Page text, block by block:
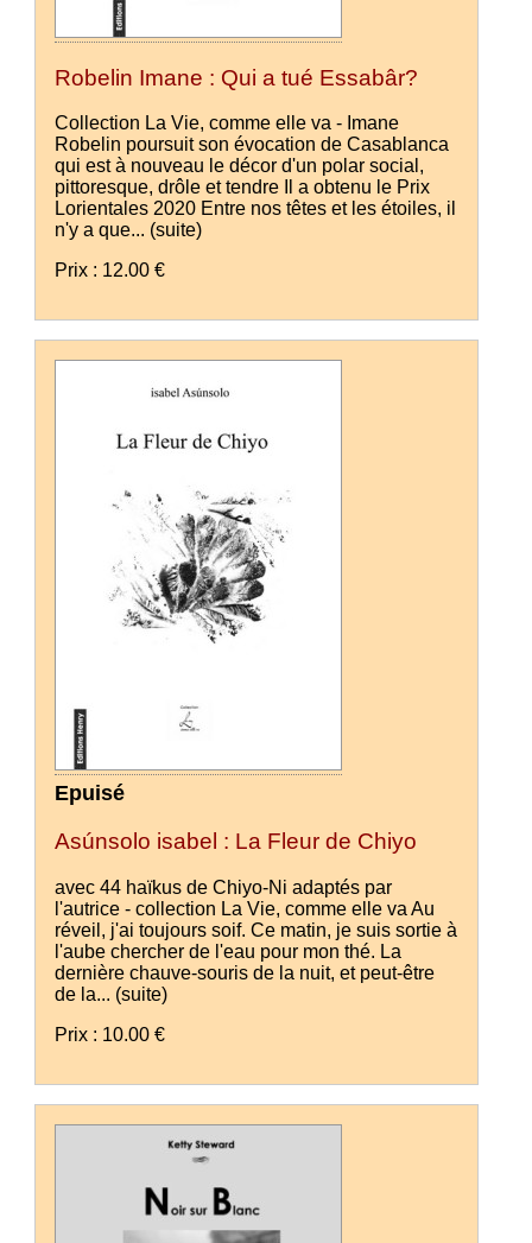
Robelin Imane : Qui a tué Essabâr?
Collection La Vie, comme elle va - Imane
Robelin poursuit son évocation de Casablanca
qui est à nouveau le décor d'un polar social,
pittoresque, drôle et tendre Il a obtenu le Prix
Lorientales 2020 Entre nos têtes et les étoiles, il
n'y a que... (suite)
Prix : 12.00 €
Epuisé
Asúnsolo isabel : La Fleur de Chiyo
avec 44 haïkus de Chiyo-Ni adaptés par
l'autrice - collection La Vie, comme elle va Au
réveil, j'ai toujours soif. Ce matin, je suis sortie à
l'aube chercher de l'eau pour mon thé. La
dernière chauve-souris de la nuit, et peut-être
de la... (suite)
Prix : 10.00 €